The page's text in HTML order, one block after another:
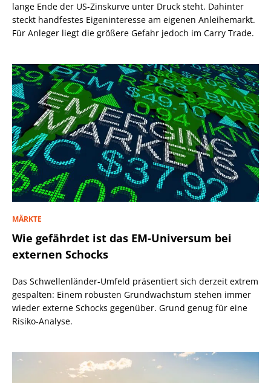
lange Ende der US-Zinskurve unter Druck steht. Dahinter
steckt handfestes Eigeninteresse am eigenen Anleihemarkt.
Für Anleger liegt die größere Gefahr jedoch im Carry Trade.
MÄRKTE
Wie gefährdet ist das EM-Universum bei
externen Schocks
Das Schwellenländer-Umfeld präsentiert sich derzeit extrem
gespalten: Einem robusten Grundwachstum stehen immer
wieder externe Schocks gegenüber. Grund genug für eine
Risiko-Analyse.